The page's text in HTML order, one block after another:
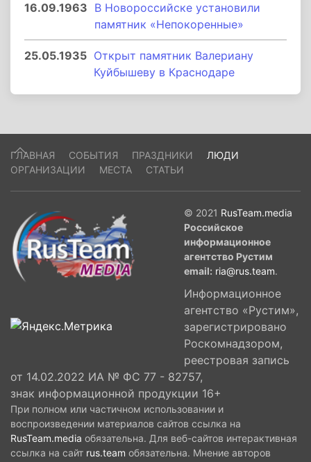
16.09.1963 В Новороссийске установили
памятник «Непокоренные»
25.05.1935 Открыт памятник Валериану
Куйбышеву в Краснодаре
ГЛАВНАЯ СОБЫТИЯ ПРАЗДНИКИ
ЛЮДИ
ОРГАНИЗАЦИИ
МЕСТА СТАТЬИ
© 2021 RusTeam.media
Российское
информационное
агентство Рустим
email: ria@rus.team.
Информационное
агентство «Рустим»,
зарегистрировано
Роскомнадзором,
реестровая запись
от 14.02.2022 ИА № ФС 77 - 82757,
знак информационной продукции 16+
При полном или частичном использовании и
воспроизведении материалов сайтов ссылка на
RusTeam.media обязательна. Для веб-сайтов интерактивная
ссылка на сайт rus.team обязательна. Мнение авторов